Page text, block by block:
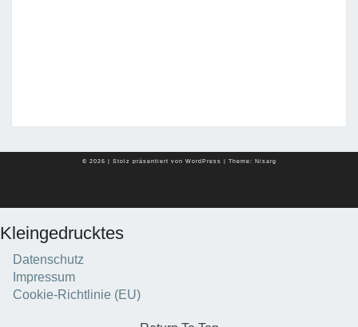
© 2026 Stolz präsentiert von WordPress Theme: Nisarg
Kleingedrucktes
Datenschutz
Impressum
Cookie-Richtlinie (EU)